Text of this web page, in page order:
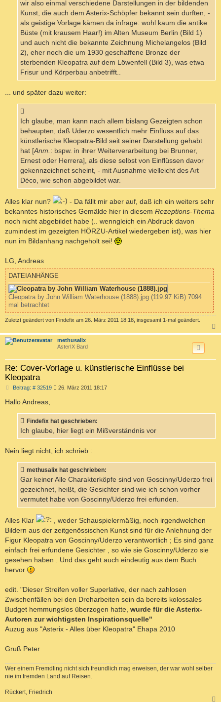
wir also einmal verschiedene Darstellungen in der bildenden
Kunst, die auch dem Asterix-Schöpfer bekannt sein durften, -
als geistige Vorlage kämen da infrage: wohl kaum die antike
Büste (mit krausem Haar!) im Alten Museum Berlin (Bild 1)
und auch nicht die bekannte Zeichnung Michelangelos (Bild
2), eher noch die um 1930 geschaffene Bronze der
sterbenden Kleopatra auf dem Löwenfell (Bild 3), was etwa
Frisur und Körperbau anbetrifft..
... und später dazu weiter:
Ich glaube, man kann nach allem bislang Gezeigten schon
behaupten, daß Uderzo wesentlich mehr Einfluss auf das
künstlerische Kleopatra-Bild seit seiner Darstellung gehabt
hat [Anm. : bspw. in ihrer Weiterverarbeitung bei Brunner,
Ernest oder Herrera], als diese selbst von Einflüssen davor
gekennzeichnet scheint, - mit Ausnahme vielleicht des Art
Déco, wie schon abgebildet war.
Alles klar nun?
- Da fällt mir aber auf, daß ich ein weiters sehr
bekanntes historisches Gemälde hier in diesem Rezeptions-Thema
noch nicht abgebildet habe (.. wenngleich ein Abdruck davon
zumindest im gezeigten HÖRZU-Artikel wiedergeben ist), was hier
nun im Bildanhang nachgeholt sei!
LG, Andreas
DATEIANHÄNGE
Cleopatra by John William Waterhouse (1888).jpg (119.97 KiB) 7094
mal betrachtet
Zuletzt geändert von Findefix am 26. März 2011 18:18, insgesamt 1-mal geändert.
a
methusalix
AsterIX Bard
Re: Cover-Vorlage u. künstlerische Einflüsse bei
Kleopatra
Beitrag: # 32519B
r
a
26. März 2011 18:17
Hallo Andreas,
Findefix hat geschrieben:
Ich glaube, hier liegt ein Mißverständnis vor
Nein liegt nicht, ich schrieb :
methusalix hat geschrieben:
Gar keiner Alle Charakterköpfe sind von Goscinny/Uderzo frei
gezeichnet, heißt, die Gesichter sind wie ich schon vorher
vermutet habe von Goscinny/Uderzo frei erfunden.
Alles Klar
, weder Schauspielermäßig, noch irgendwelchen
Bildern aus der zeitgenössischen Kunst sind für die Anlehnung der
Figur Kleopatra von Goscinny/Uderzo verantwortlich ; Es sind ganz
einfach frei erfundene Gesichter , so wie sie Goscinny/Uderzo sie
gesehen haben . Und das geht auch eindeutig aus dem Buch
hervor
edit. "Dieser Streifen voller Superlative, der nach zahlosen
Zwischenfällen bei den Dreharbeiten sein da bereits kolossales
Budget hemmungslos überzogen hatte, wurde für die Asterix-
Autoren zur wichtigsten Inspirationsquelle"
Auzug aus "Asterix - Alles über Kleopatra" Ehapa 2010
Gruß Peter
Wer einem Fremdling nicht sich freundlich mag erweisen, der war wohl selber
nie im fremden Land auf Reisen.
Rückert, Friedrich